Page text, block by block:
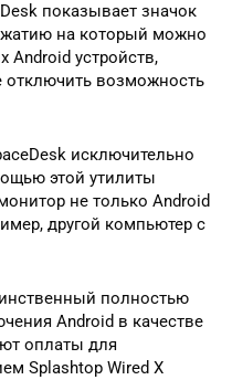
показывает значок
на который можно
Android устройств,
отключить возможность
исключительно
этой утилиты
не только Android
другой компьютер с
полностью
Android в качестве
оплаты для
Splashtop Wired X